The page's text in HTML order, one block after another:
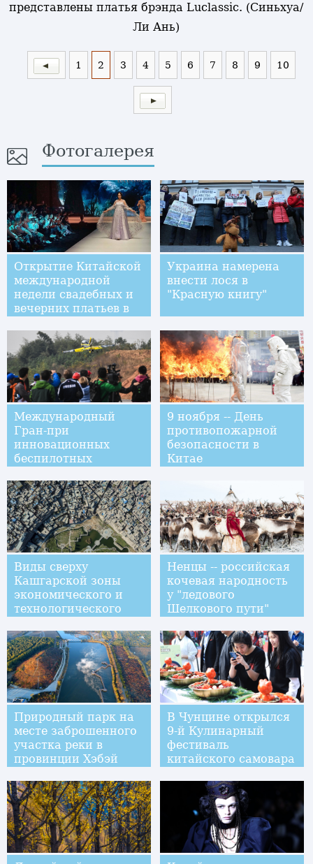
представлены платья брэнда Luclassic. (Синьхуа/
Ли Ань)
1 2 3 4 5 6 7 8 9 10
Фотогалерея
Открытие Китайской
международной
недели свадебных и
вечерних платьев в
Украина намерена
внести лося в
"Красную книгу"
Международный
Гран-при
инновационных
беспилотных
аппаратов-2017 в
Аньцзи
9 ноября -- День
противопожарной
безопасности в
Китае
Виды сверху
Кашгарской зоны
экономического и
технологического
Ненцы -- российская
кочевая народность
у "ледового
Шелкового пути"
Природный парк на
месте заброшенного
участка реки в
провинции Хэбэй
В Чунцине открылся
9-й Кулинарный
фестиваль
китайского самовара